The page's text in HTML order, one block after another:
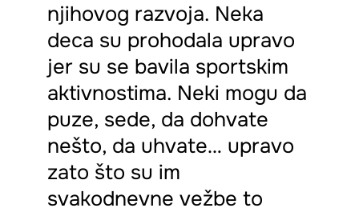
njihovog razvoja. Neka
deca su prohodala upravo
jer su se bavila sportskim
aktivnostima. Neki mogu da
puze, sede, da dohvate
nešto, da uhvate… upravo
zato što su im
svakodnevne vežbe to